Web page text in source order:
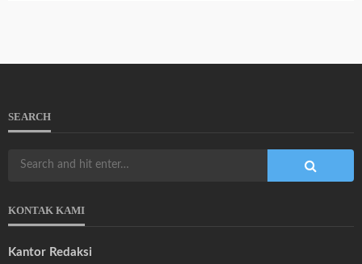
SEARCH
KONTAK KAMI
Kantor Redaksi